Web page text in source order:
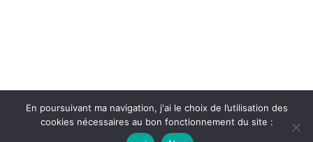
Copyright © 2021 Concertina Rencontres .
En poursuivant ma navigation, j'ai le choix de l’utilisation des
cookies nécessaires au bon fonctionnement du site :